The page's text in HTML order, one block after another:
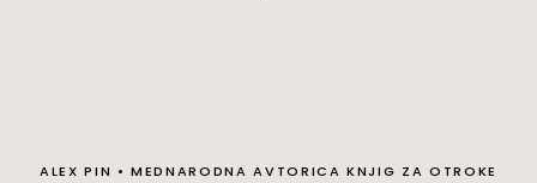
ALEX PIN • MEDNARODNA AVTORICA KNJIG ZA OTROKE